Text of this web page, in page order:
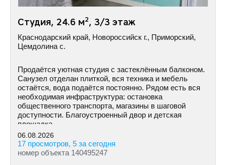
Студия, 24.6 м2, 3/3 этаж
Краснодарский край, Новороссийск г., Приморский,
Цемдолина с.
Продаётся уютная студия с застеклённым балконом.
Санузел отделан плиткой, вся техника и мебель
остаётся, вода подаётся постоянно. Рядом есть вся
необходимая инфраструктура: остановка
общественного транспорта, магазины в шаговой
доступности. Благоустроенный двор и детская
площадка.
06.08.2026
17 просмотров, 5 за сегодня
номер объекта 140495247